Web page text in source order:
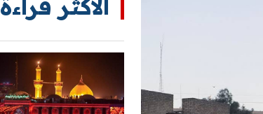
الأكثر قراءة